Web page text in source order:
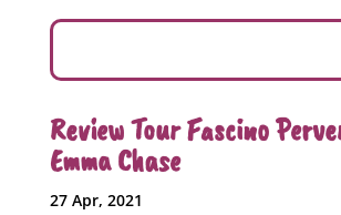
Review Tour Fascino
Emma Chase
27 Apr, 2021